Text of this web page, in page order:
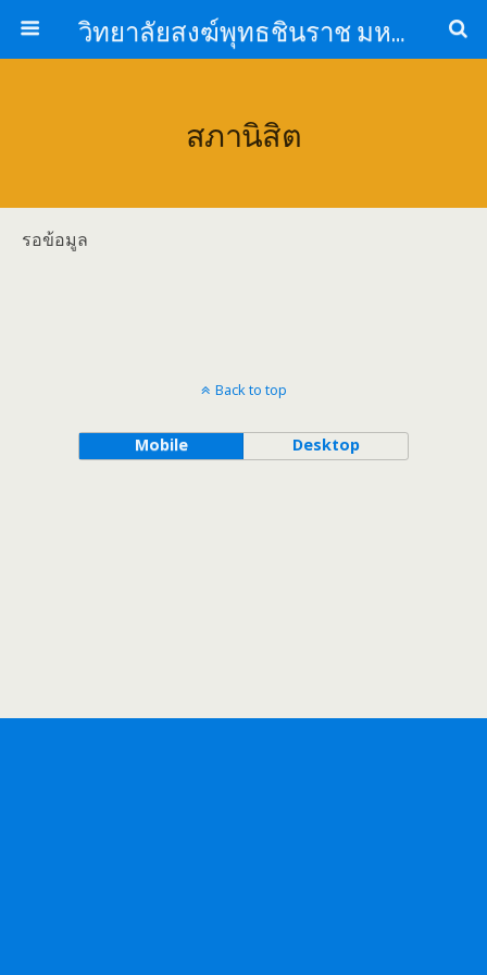
วิทยาลัยสงฆ์พุทธชินราช มหาวิทยาลัยมหาจุฬาลงกรณราชวิทยาลัย
สภานิสิต
รอข้อมูล
Back to top
Mobile Desktop